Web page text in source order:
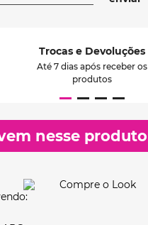
Trocas e Devoluções
Até 7 dias após receber os
produtos
nesse produto